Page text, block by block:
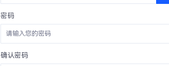
密码
确认密码